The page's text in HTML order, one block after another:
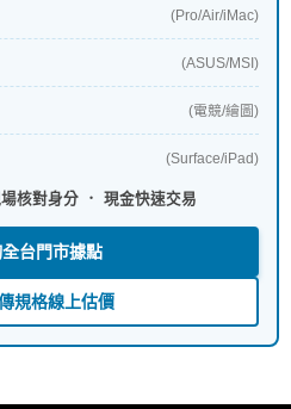
(Pro/Air/iMac)
(ASUS/MSI)
(電競/繪圖)
(Surface/iPad)
核對身分 ． 現金快速交易
台門市據點
規格線上估價